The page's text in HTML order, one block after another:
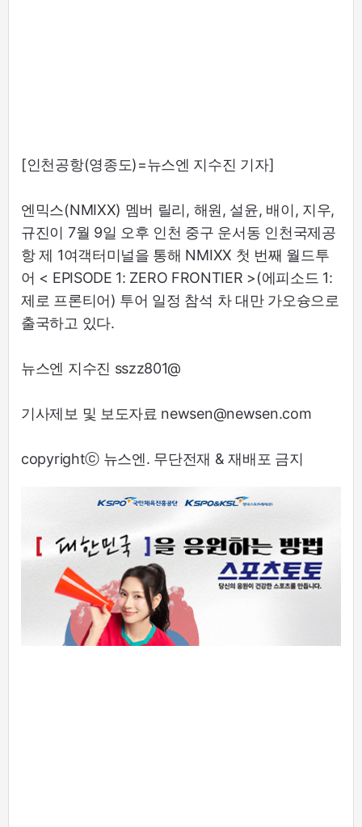
[인천공항(영종도)=뉴스엔 지수진 기자]
엔믹스(NMIXX) 멤버 릴리, 해원, 설윤, 배이, 지우,
규진이 7월 9일 오후 인천 중구 운서동 인천국제공
항 제 1여객터미널을 통해 NMIXX 첫 번째 월드투
어 < EPISODE 1: ZERO FRONTIER >(에피소드 1:
제로 프론티어) 투어 일정 참석 차 대만 가오슝으로
출국하고 있다.
뉴스엔 지수진 sszz801@
기사제보 및 보도자료 newsen@newsen.com
copyrightⓒ 뉴스엔. 무단전재 & 재배포 금지